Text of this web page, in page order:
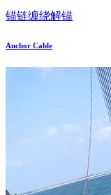
锚链缠绕解锚
Anchor Cable